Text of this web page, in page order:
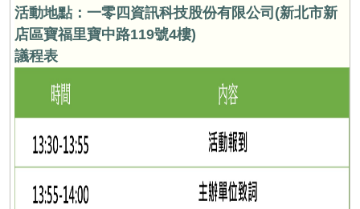
活動地點： 一零四資訊科技股份有限公司(新北市新
店區寶福里寶中路119號4樓)
議程表